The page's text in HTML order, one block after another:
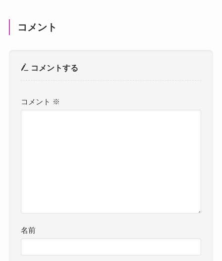
コメント
コメントする
コメント ※
名前